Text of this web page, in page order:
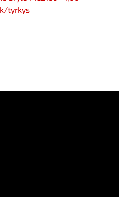
tyrkys